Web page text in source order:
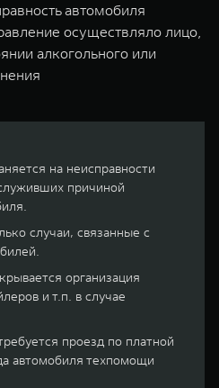
автомобиля
осуществляло лицо,
алкогольного или
на неисправности
причиной
случаи, связанные с
организация
и т.п. в случае
проезд по платной
автомобиля техпомощи